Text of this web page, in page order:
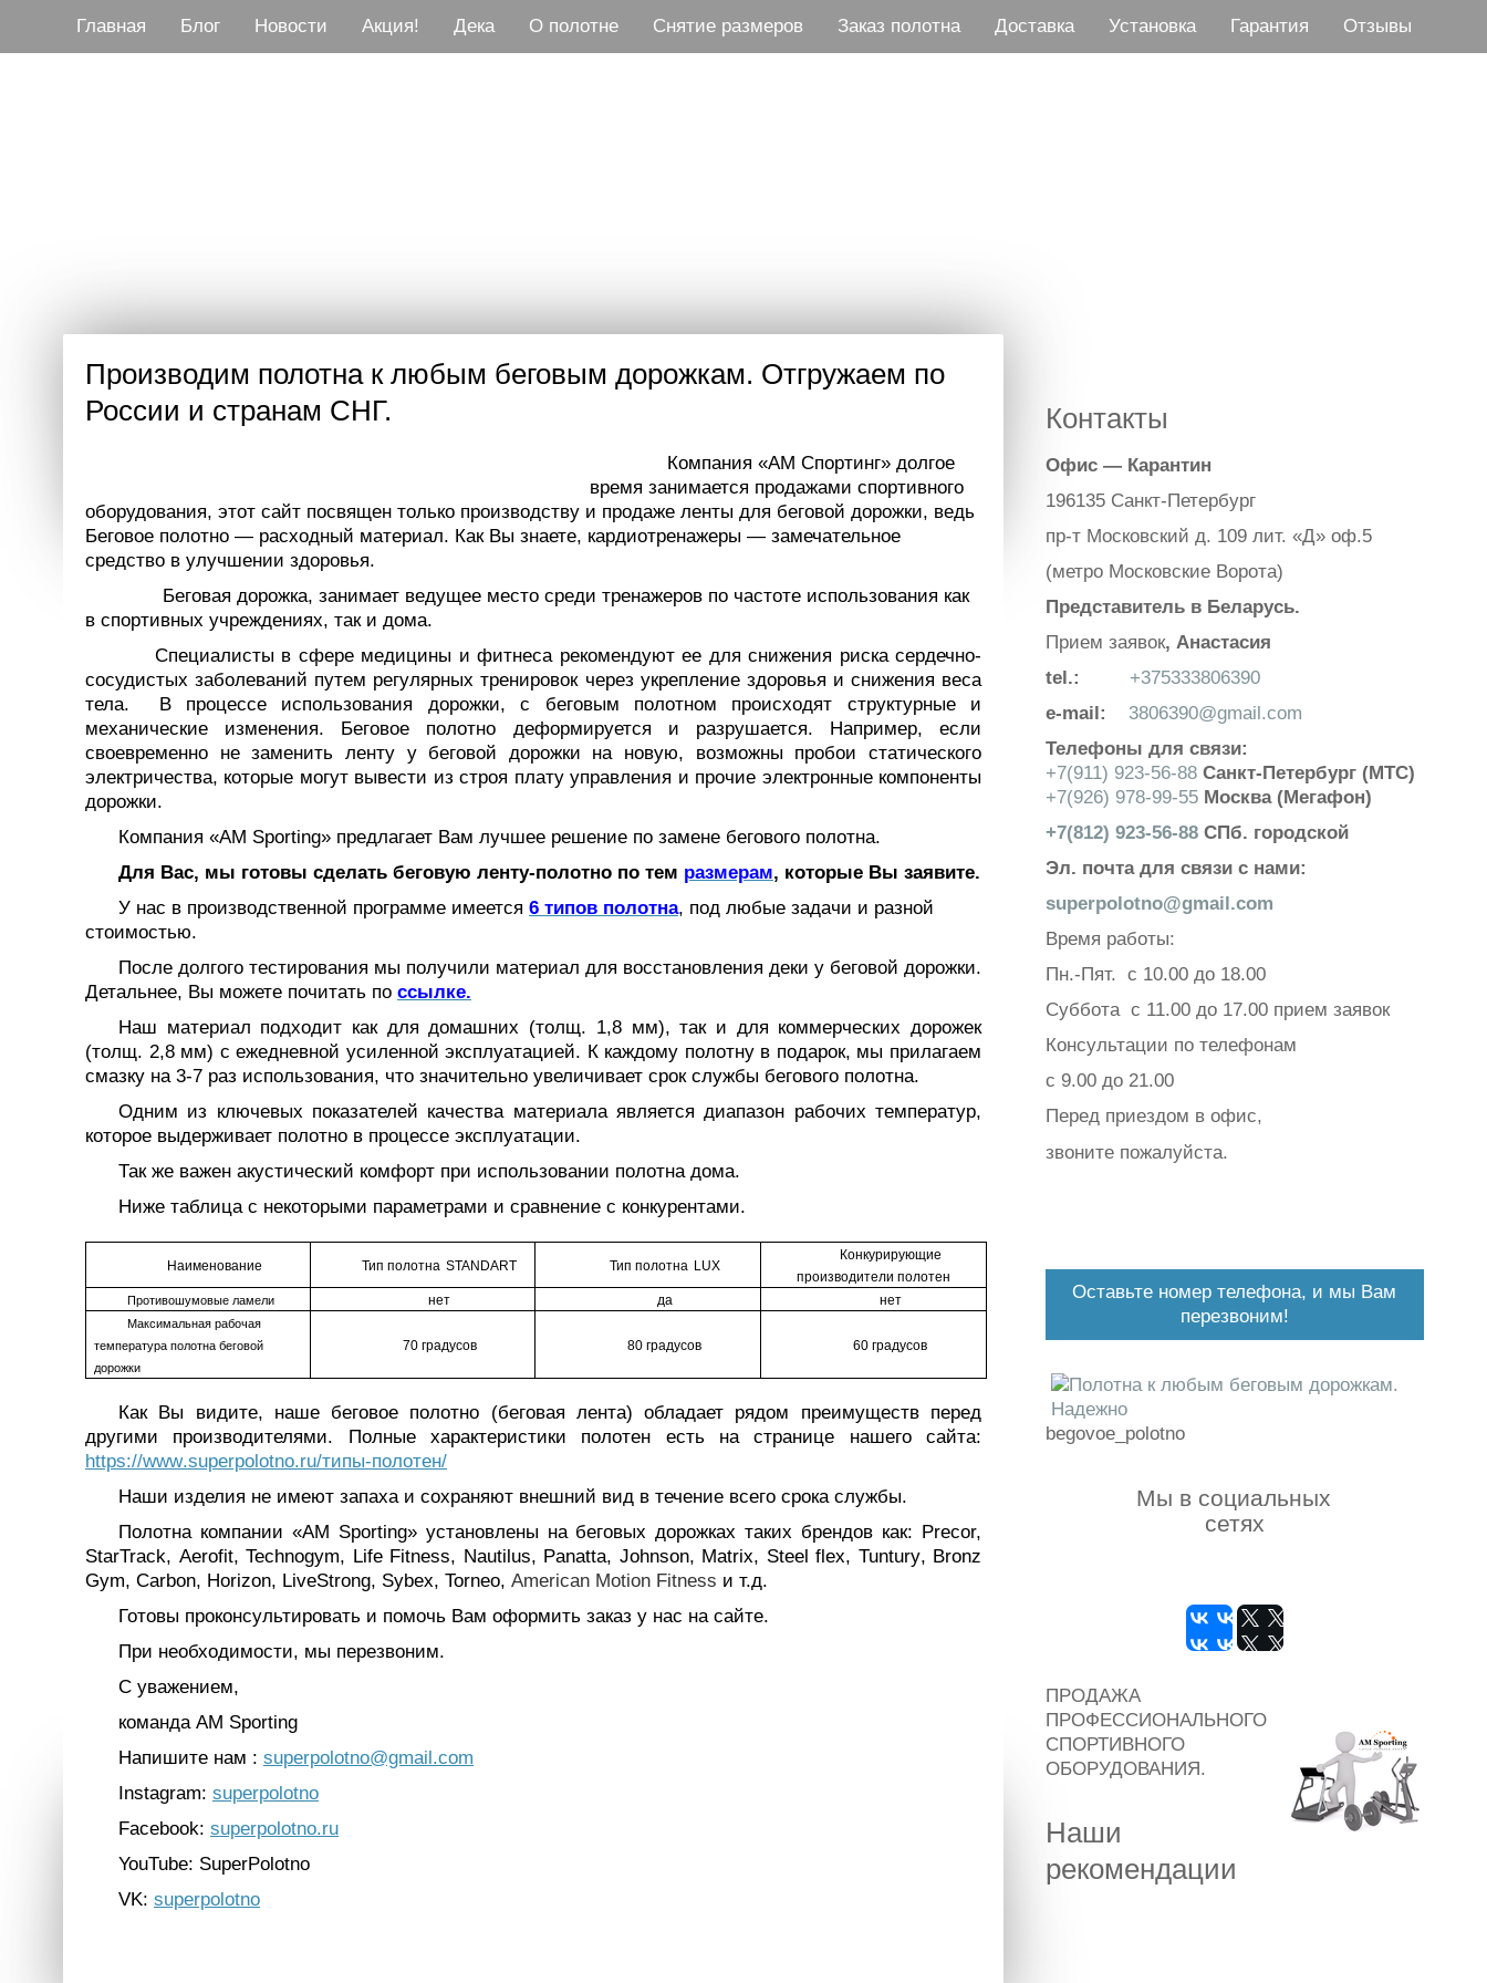
Главная Блог Новости Акция! Дека О полотне Снятие размеров Заказ полотна Доставка Установка Гарантия Отзывы
Производим полотна к любым беговым дорожкам. Отгружаем по
России и странам СНГ.
Компания «AM Спортинг» долгое
время занимается продажами спортивного
оборудования, этот сайт посвящен только производству и продаже ленты для беговой дорожки, ведь
Беговое полотно — расходный материал. Как Вы знаете, кардиотренажеры — замечательное
средство в улучшении здоровья.
Беговая дорожка, занимает ведущее место среди тренажеров по частоте использования как
в спортивных учреждениях, так и дома.
Специалисты в сфере медицины и фитнеса рекомендуют ее для снижения риска сердечно-
сосудистых заболеваний путем регулярных тренировок через укрепление здоровья и снижения веса
тела. В процессе использования дорожки, с беговым полотном происходят структурные и
механические изменения. Беговое полотно деформируется и разрушается. Например, если
своевременно не заменить ленту у беговой дорожки на новую, возможны пробои статического
электричества, которые могут вывести из строя плату управления и прочие электронные компоненты
дорожки.
Компания «AM Sporting» предлагает Вам лучшее решение по замене бегового полотна.
Для Вас, мы готовы сделать беговую ленту-полотно по тем размерам, которые Вы заявите.
У нас в производственной программе имеется 6 типов полотна, под любые задачи и разной
стоимостью.
После долгого тестирования мы получили материал для восстановления деки у беговой дорожки.
Детальнее, Вы можете почитать по ссылке.
Наш материал подходит как для домашних (толщ. 1,8 мм), так и для коммерческих дорожек
(толщ. 2,8 мм) с ежедневной усиленной эксплуатацией. К каждому полотну в подарок, мы прилагаем
смазку на 3-7 раз использования, что значительно увеличивает срок службы бегового полотна.
Одним из ключевых показателей качества материала является диапазон рабочих температур,
которое выдерживает полотно в процессе эксплуатации.
Так же важен акустический комфорт при использовании полотна дома.
Ниже таблица с некоторыми параметрами и сравнение с конкурентами.
Наименование Тип полотна STANDART Тип полотна LUX
Конкурирующие
производители полотен
Противошумовые ламели нет да нет
Максимальная рабочая
температура полотна беговой
дорожки
70 градусов 80 градусов 60 градусов
Как Вы видите, наше беговое полотно (беговая лента) обладает рядом преимуществ перед
другими производителями. Полные характеристики полотен есть на странице нашего сайта:
https://www.superpolotno.ru/типы-полотен/
Наши изделия не имеют запаха и сохраняют внешний вид в течение всего срока службы.
Полотна компании «AM Sporting» установлены на беговых дорожках таких брендов как: Precor,
StarTrack, Aerofit, Technogym, Life Fitness, Nautilus, Panatta, Johnson, Matrix, Steel flex, Tuntury, Bronz
Gym, Carbon, Horizon, LiveStrong, Sybex, Torneo, American Motion Fitness и т.д.
Готовы проконсультировать и помочь Вам оформить заказ у нас на сайте.
При необходимости, мы перезвоним.
С уважением,
команда AM Sporting
Напишите нам : superpolotno@gmail.com
Instagram: superpolotno
Facebook: superpolotno.ru
YouTube: SuperPolotno
VK: superpolotno
Контакты
Офис — Карантин
196135 Санкт-Петербург
пр-т Московский д. 109 лит. «Д» оф.5
(метро Московские Ворота)
Представитель в Беларусь.
Прием заявок, Анастасия
tel.:
+375333806390
e-mail:
3806390@gmail.com
Телефоны для связи:
+7(911) 923-56-88 Санкт-Петербург (МТС)
+7(926) 978-99-55 Москва (Мегафон)
+7(812) 923-56-88СПб. городской
Эл. почта для связи с нами:
superpolotno@gmail.com
Время работы:
Пн.-Пят. с 10.00 до 18.00
Суббота с 11.00 до 17.00 прием заявок
Консультации по телефонам
с 9.00 до 21.00
Перед приездом в офис,
звоните пожалуйста.
Оставьте номер телефона, и мы Вам
перезвоним!
begovoe_polotno
Мы в социальных
сетях
ПРОДАЖА
ПРОФЕССИОНАЛЬНОГО
СПОРТИВНОГО
ОБОРУДОВАНИЯ.
Наши
рекомендации